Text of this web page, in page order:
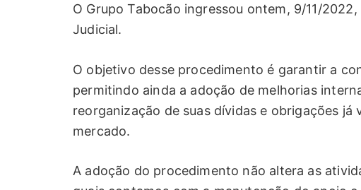
O Grupo Tabocão ingressou ontem, 9/11/
Judicial.
O objetivo desse procedimento é garantir a
permitindo ainda a adoção de melhorias
reorganização de suas dívidas e obrigações
mercado.
A adoção do procedimento não altera as